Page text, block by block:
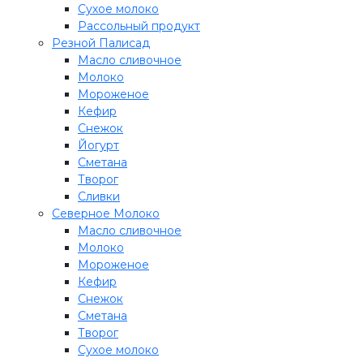
Сухое молоко
Рассольный продукт
Резной Палисад
Масло сливочное
Молоко
Мороженое
Кефир
Снежок
Йогурт
Сметана
Творог
Сливки
Северное Молоко
Масло сливочное
Молоко
Мороженое
Кефир
Снежок
Сметана
Творог
Сухое молоко